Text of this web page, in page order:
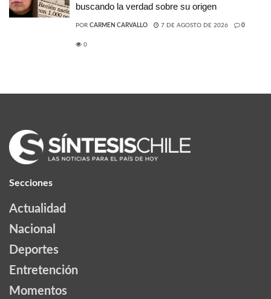
buscando la verdad sobre su origen
POR CARMEN CARVALLO 7 DE AGOSTO DE 2026 0
0
Secciones
Actualidad
Nacional
Deportes
Entretención
Momentos